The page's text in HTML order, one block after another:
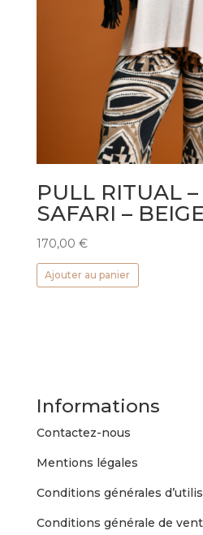
PULL RITUAL
SAFARI – BEIGE
170,00 €
Ajouter au panier
Informations
Contactez-nous
Mentions légales
Conditions générales
Conditions générale de